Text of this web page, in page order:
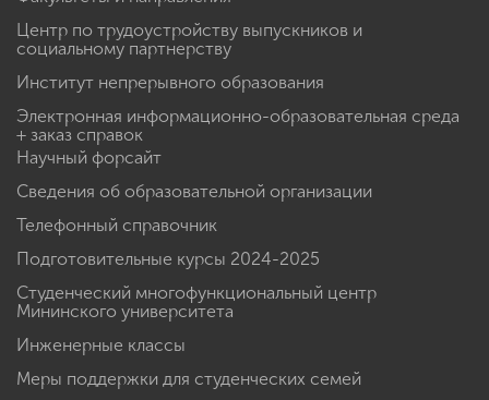
Центр по трудоустройству выпускников и
социальному партнерству
Институт непрерывного образования
Электронная информационно-образовательная среда
+ заказ справок
Научный форсайт
Сведения об образовательной организации
Телефонный справочник
Подготовительные курсы 2024-2025
Студенческий многофункциональный центр
Мининского университета
Инженерные классы
Меры поддержки для студенческих семей